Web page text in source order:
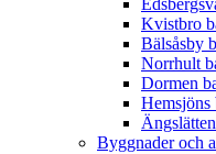
Kvistbro
Bälsåsby
Norrhult
Dormen
Hemsjöns
Byggnader och